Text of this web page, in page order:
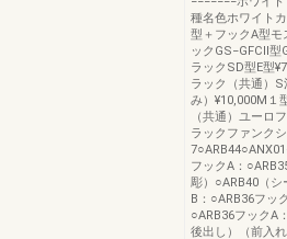
種名色ホワイト
型＋フックA型
ックGS−GFCⅡ
ラックSD型E型
ラック（共通）
み）¥10,000M１
（共通）ユーロ
ラックファンク
フックA：
彫）○ARB40（
B：○ARB36フッ
○ARB36フックA
後出し）（前入